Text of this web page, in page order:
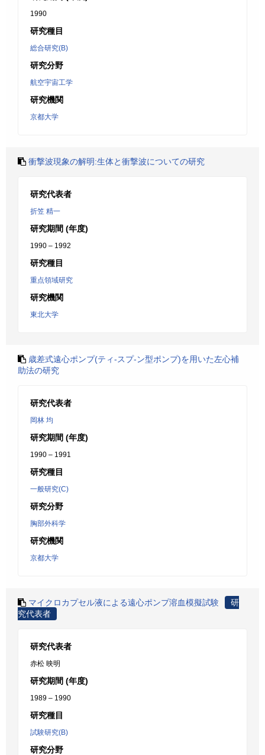
1990
研究種目
総合研究(B)
研究分野
航空宇宙工学
研究機関
京都大学
衝撃波現象の解明:生体と衝撃波についての研究
研究代表者
折笠 精一
研究期間 (年度)
1990 – 1992
研究種目
重点領域研究
研究機関
東北大学
歳差式遠心ポンプ(ティ-スプ-ン型ポンプ)を用いた左心補
助法の研究
研究代表者
岡林 均
研究期間 (年度)
1990 – 1991
研究種目
一般研究(C)
研究分野
胸部外科学
研究機関
京都大学
マイクロカプセル液による遠心ポンプ溶血模擬試験
研
究代表者
研究代表者
赤松 映明
研究期間 (年度)
1989 – 1990
研究種目
試験研究(B)
研究分野